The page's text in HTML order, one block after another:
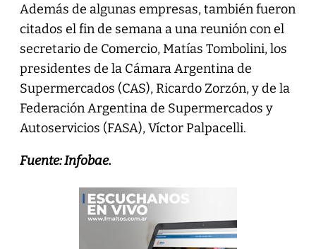
Además de algunas empresas, también fueron
citados el fin de semana a una reunión con el
secretario de Comercio, Matías Tombolini, los
presidentes de la Cámara Argentina de
Supermercados (CAS), Ricardo Zorzón, y de la
Federación Argentina de Supermercados y
Autoservicios (FASA), Víctor Palpacelli.
Fuente: Infobae.